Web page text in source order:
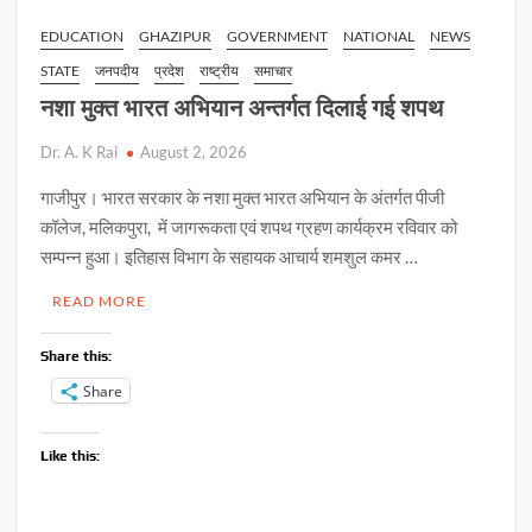
EDUCATION GHAZIPUR GOVERNMENT NATIONAL
NEWS
STATE
जनपदीय प्रदेश राष्ट्रीय समाचार
नशा मुक्त भारत अभियान अन्तर्गत दिलाई गई शपथ
Dr. A. K Rai August 2, 2026
गाजीपुर। भारत सरकार के नशा मुक्त भारत अभियान के अंतर्गत पीजी
कॉलेज, मलिकपुरा, में जागरूकता एवं शपथ ग्रहण कार्यक्रम रविवार को
सम्पन्न हुआ। इतिहास विभाग के सहायक आचार्य शमशुल कमर …
READ MORE
Share this:
Share
Like this: